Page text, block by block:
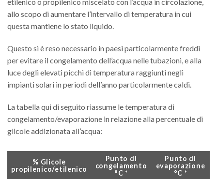
etilenico o propilenico miscelato con l’acqua in circolazione,
allo scopo di aumentare l’intervallo di temperatura in cui
questa mantiene lo stato liquido.
Questo si è reso necessario in paesi particolarmente freddi
per evitare il congelamento dell’acqua nelle tubazioni, e alla
luce degli elevati picchi di temperatura raggiunti negli
impianti solari in periodi dell’anno particolarmente caldi.
La tabella qui di seguito riassume le temperatura di
congelamento/evaporazione in relazione alla percentuale di
glicole addizionata all’acqua:
% Glicole
propilenico/etilenico
Punto di
congelamento
°C *
Punto di
evaporazione
°C *